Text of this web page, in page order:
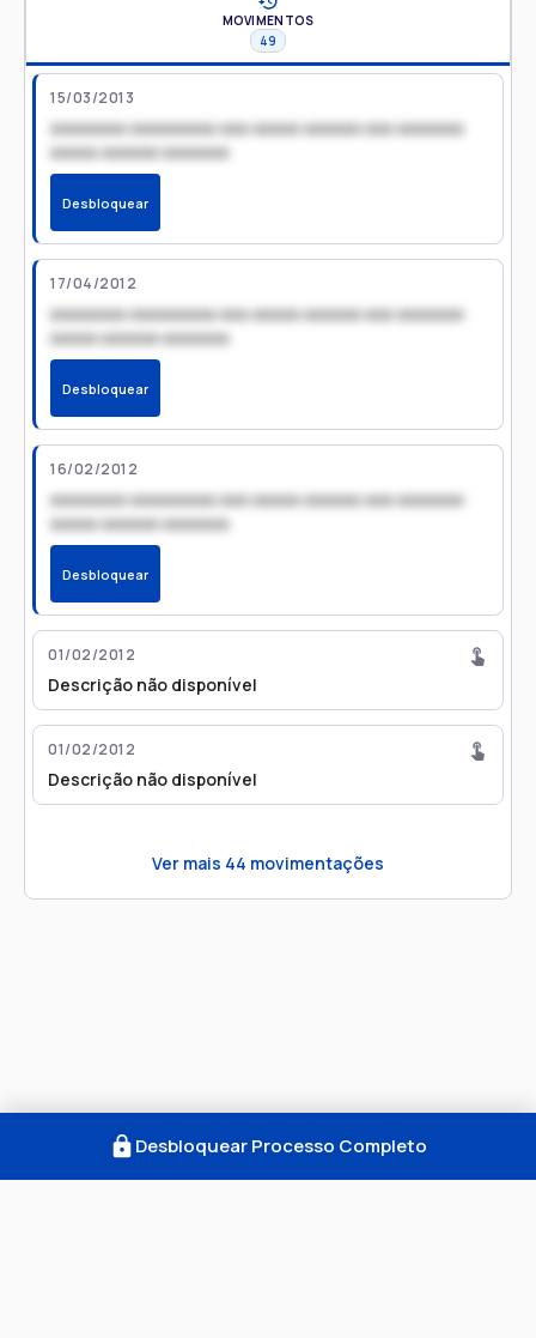
MOVIMENTOS
49
15/03/2013
xxxxxxxx xxxxxxxxx xxx xxxxx xxxxxx xxx xxxxxxx
xxxxx xxxxxx xxxxxxx
Desbloquear
17/04/2012
xxxxxxxx xxxxxxxxx xxx xxxxx xxxxxx xxx xxxxxxx
xxxxx xxxxxx xxxxxxx
Desbloquear
16/02/2012
xxxxxxxx xxxxxxxxx xxx xxxxx xxxxxx xxx xxxxxxx
xxxxx xxxxxx xxxxxxx
Desbloquear
01/02/2012
Descrição não disponível
01/02/2012
Descrição não disponível
Ver mais 44 movimentações
Desbloquear Processo Completo